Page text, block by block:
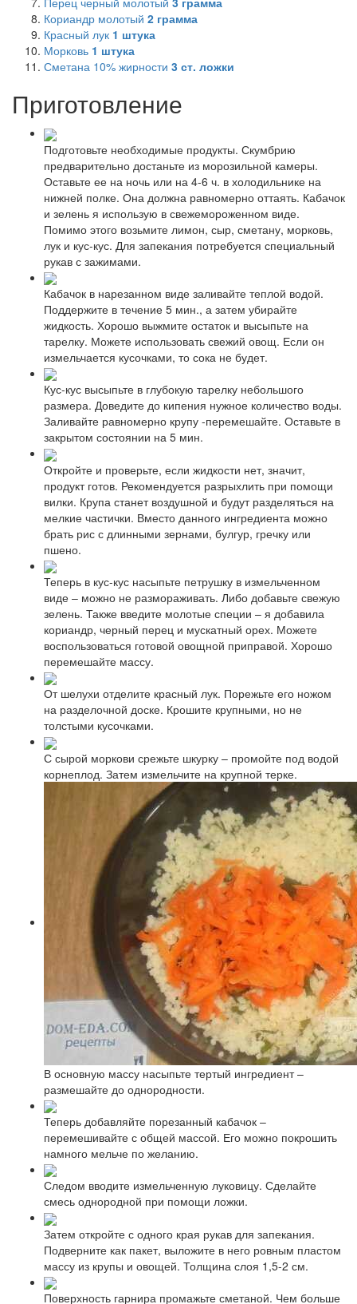
Кориандр молотый 2 грамма
Красный лук 1 штука
Морковь 1 штука
Сметана 10% жирности 3 ст. ложки
Приготовление
Подготовьте необходимые продукты. Скумбрию
предварительно достаньте из морозильной камеры.
Оставьте ее на ночь или на 4-6 ч. в холодильнике на
нижней полке. Она должна равномерно оттаять. Кабачок
и зелень я использую в свежемороженном виде.
Помимо этого возьмите лимон, сыр, сметану, морковь,
лук и кус-кус. Для запекания потребуется специальный
рукав с зажимами.
Кабачок в нарезанном виде заливайте теплой водой.
Поддержите в течение 5 мин., а затем убирайте
жидкость. Хорошо выжмите остаток и высыпьте на
тарелку. Можете использовать свежий овощ. Если он
измельчается кусочками, то сока не будет.
Кус-кус высыпьте в глубокую тарелку небольшого
размера. Доведите до кипения нужное количество воды.
Заливайте равномерно крупу -перемешайте. Оставьте в
закрытом состоянии на 5 мин.
Откройте и проверьте, если жидкости нет, значит,
продукт готов. Рекомендуется разрыхлить при помощи
вилки. Крупа станет воздушной и будут разделяться на
мелкие частички. Вместо данного ингредиента можно
брать рис с длинными зернами, булгур, гречку или
пшено.
Теперь в кус-кус насыпьте петрушку в измельченном
виде – можно не размораживать. Либо добавьте свежую
зелень. Также введите молотые специи – я добавила
кориандр, черный перец и мускатный орех. Можете
воспользоваться готовой овощной приправой. Хорошо
перемешайте массу.
От шелухи отделите красный лук. Порежьте его ножом
на разделочной доске. Крошите крупными, но не
толстыми кусочками.
С сырой моркови срежьте шкурку – промойте под водой
корнеплод. Затем измельчите на крупной терке.
В основную массу насыпьте тертый ингредиент –
размешайте до однородности.
Теперь добавляйте порезанный кабачок –
перемешивайте с общей массой. Его можно покрошить
намного мельче по желанию.
Следом вводите измельченную луковицу. Сделайте
смесь однородной при помощи ложки.
Затем откройте с одного края рукав для запекания.
Подверните как пакет, выложите в него ровным пластом
массу из крупы и овощей. Толщина слоя 1,5-2 см.
Поверхность гарнира промажьте сметаной. Чем больше